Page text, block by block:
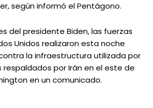
según informó el Pentágono.
del presidente Biden, las fuerzas
Unidos realizaron esta noche
la infraestructura utilizada por
por Irán en el este de
en un comunicado.